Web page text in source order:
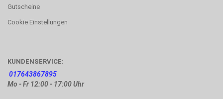
Gutscheine
Cookie Einstellungen
KUNDENSERVICE:
017643867895
Mo - Fr 12:00 - 17:00 Uhr